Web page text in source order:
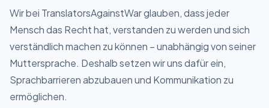
Wir bei TranslatorsAgainstWar glauben, dass jeder
Mensch das Recht hat, verstanden zu werden und sich
verständlich machen zu können – unabhängig von seiner
Muttersprache. Deshalb setzen wir uns dafür ein,
Sprachbarrieren abzubauen und Kommunikation zu
ermöglichen.